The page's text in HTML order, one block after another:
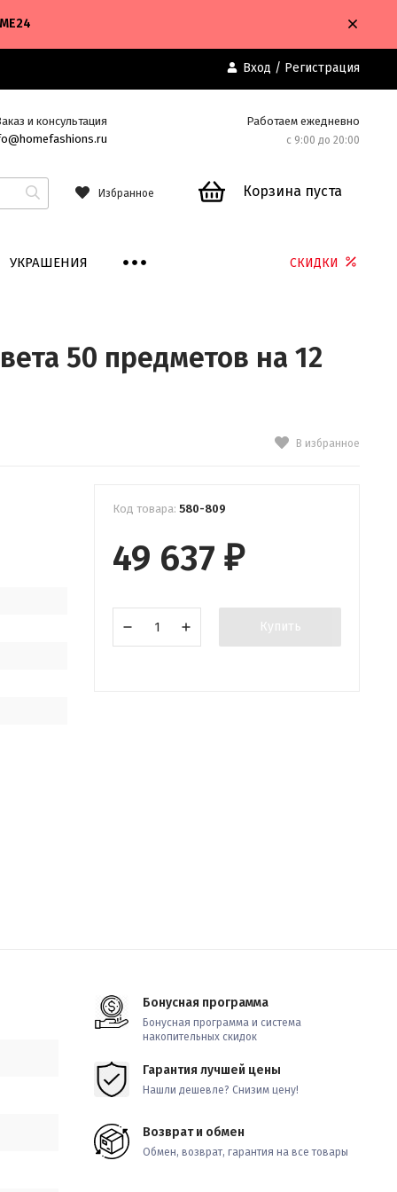
Вход / Регистрация
и консультация
Работаем ежедневно
с 9:00 до 20:00
Избранное Корзина пуста
УКРАШЕНИЯ СКИДКИ
50 предметов на 12
В избранное
Код товара: 580-809
49 637 ₽
Купить
Бонусная программа
Бонусная программа и система
накопительных скидок
Гарантия лучшей цены
Нашли дешевле? Снизим цену!
Возврат и обмен
Обмен, возврат, гарантия на все товары